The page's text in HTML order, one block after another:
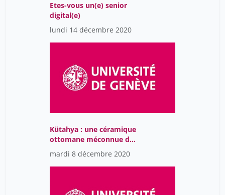
Etes-vous un(e) senior
digital(e)
lundi 14 décembre 2020
Kütahya : une céramique
ottomane méconnue du
18e siècle
mardi 8 décembre 2020